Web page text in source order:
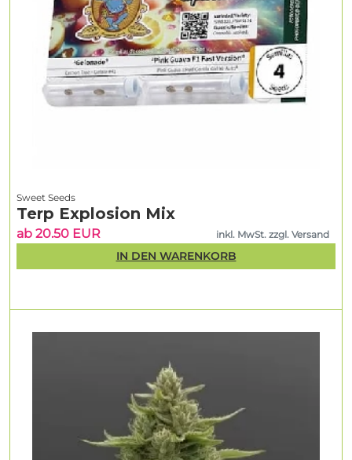
Sweet Seeds
Terp Explosion Mix
ab 20.50 EUR inkl. MwSt. zzgl. Versand
IN DEN WARENKORB